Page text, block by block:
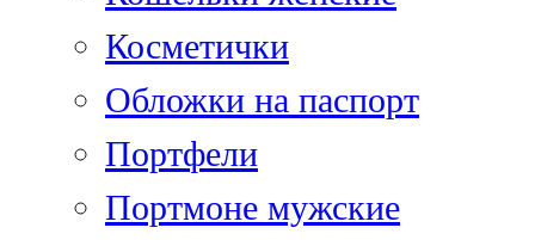
Косметички
Обложки на паспорт
Портфели
Портмоне мужские